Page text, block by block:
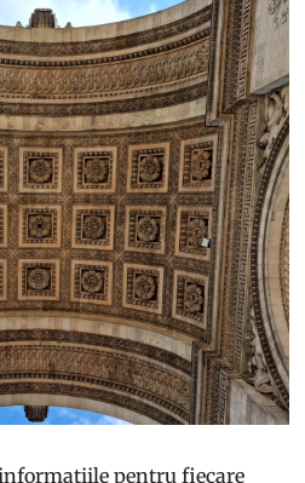
pentru fiecare